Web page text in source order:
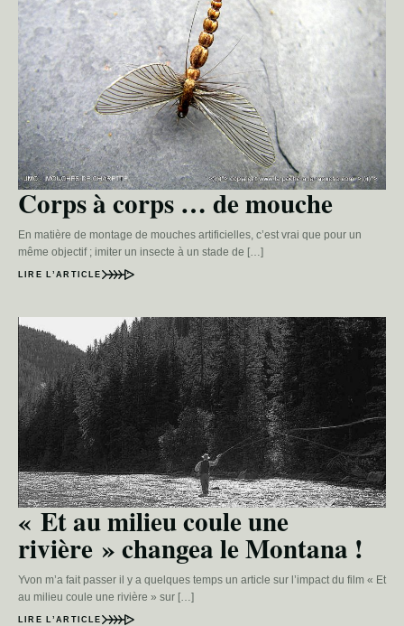
Corps à corps … de mouche
En matière de montage de mouches artificielles, c’est vrai que pour un
même objectif ; imiter un insecte à un stade de […]
LIRE L’ARTICLE
« Et au milieu coule une
rivière » changea le Montana !
Yvon m’a fait passer il y a quelques temps un article sur l’impact du film « Et
au milieu coule une rivière » sur […]
LIRE L’ARTICLE